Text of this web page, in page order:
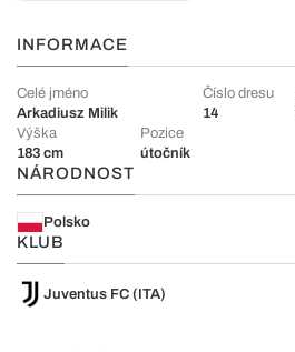
INFORMACE
Celé jméno
Arkadiusz Milik
Číslo dresu
14
Výška
183 cm
Pozice
útočník
NÁRODNOST
Polsko
KLUB
Juventus FC (ITA)